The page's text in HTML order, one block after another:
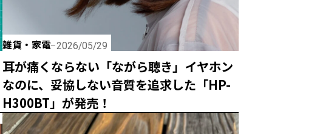
雑貨・家電 2026/05/29
耳が痛くならない「ながら聴き」イヤホン
なのに、妥協しない音質を追求した「HP-
H300BT」が発売！